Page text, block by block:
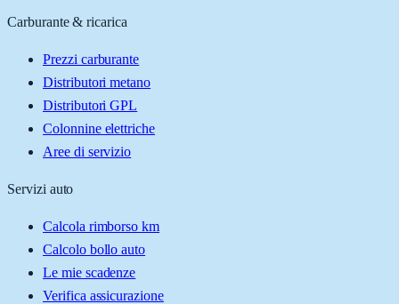
Carburante & ricarica
Prezzi carburante
Distributori metano
Distributori GPL
Colonnine elettriche
Aree di servizio
Servizi auto
Calcola rimborso km
Calcolo bollo auto
Le mie scadenze
Verifica assicurazione